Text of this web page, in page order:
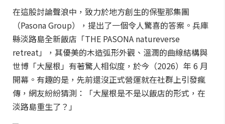
在這股討論聲浪中，致力於地方創生的保聖那集團
（Pasona Group），提出了一個令人驚喜的答案。兵庫
縣淡路島全新飯店「THE PASONA natureverse
retreat」，其優美的木造弧形外觀、溫潤的曲線結構與
世博「大屋根」有著驚人相似度，於今（2026）年 6 月
開幕。有趣的是，先前還沒正式營運就在社群上引發瘋
傳，網友紛紛猜測：「大屋根是不是以飯店的形式，在
淡路島重生了？」